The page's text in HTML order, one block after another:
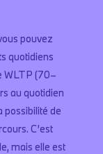
pouvez
quotidiens
WLTP (70–
au quotidien
possibilité de
C’est
mais elle est